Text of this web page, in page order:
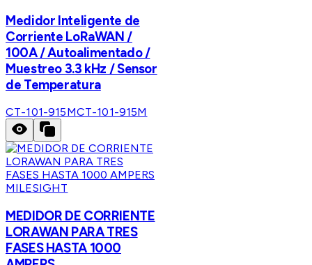
Medidor Inteligente de
Corriente LoRaWAN /
100A / Autoalimentado /
Muestreo 3.3 kHz / Sensor
de Temperatura
CT-101-915MCT-101-915M
MILESIGHT
MEDIDOR DE CORRIENTE
LORAWAN PARA TRES
FASES HASTA 1000